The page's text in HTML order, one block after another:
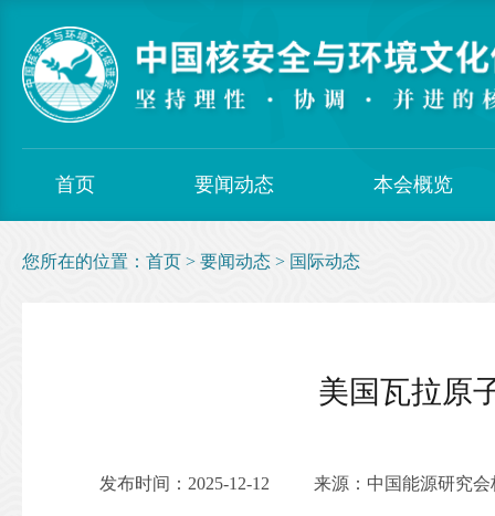
首页 要闻动态 本会概览
您所在的位置： 首页 > 要闻动态 > 国际动态
美国瓦拉原
发布时间：2025-12-12 来源：中国能源研究